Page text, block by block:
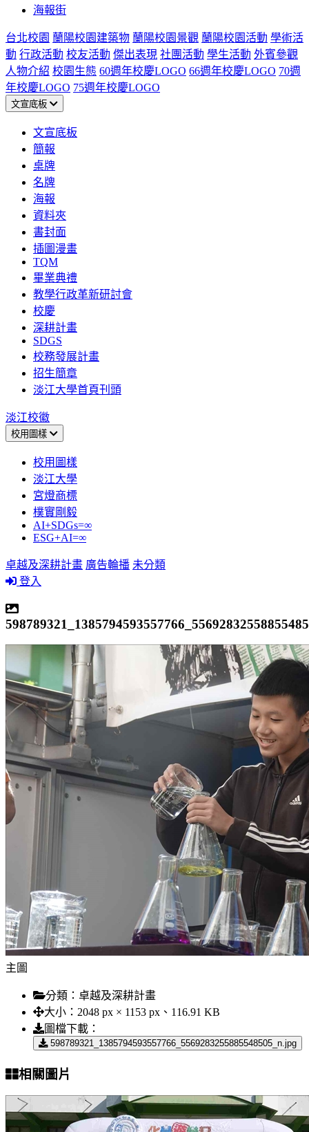
海報街
台北校園 蘭陽校園建築物 蘭陽校園景觀 蘭陽校園活動 學術活
動 行政活動 校友活動 傑出表現 社團活動 學生活動 外賓參觀
人物介紹 校園生態 60週年校慶LOGO 66週年校慶LOGO 70週
年校慶LOGO 75週年校慶LOGO
文宣底板
文宣底板
簡報
桌牌
名牌
海報
資料夾
書封面
插圖漫畫
TQM
畢業典禮
教學行政革新研討會
校慶
深耕計畫
SDGS
校務發展計畫
招生簡章
淡江大學首頁刊頭
淡江校徽
校用圖樣
校用圖樣
淡江大學
宮燈商標
樸實剛毅
AI+SDGs=∞
ESG+AI=∞
卓越及深耕計畫 廣告輪播 未分類
登入
主圖
分類： 卓越及深耕計畫
大小： 2048 px × 1153 px、116.91 KB
圖檔下載：
598789321_1385794593557766_5569283255885548505_n.jpg
相關圖片